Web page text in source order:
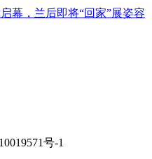
幕，兰后即将“回家”展姿容
号-1